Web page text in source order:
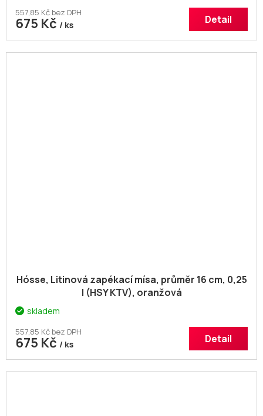
557,85 Kč bez DPH
675 Kč / ks Detail
Hósse, Litinová zapékací mísa, průměr 16 cm, 0,25
l (HSY KTV), oranžová
skladem
557,85 Kč bez DPH
675 Kč / ks Detail